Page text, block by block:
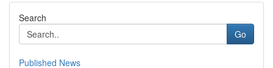
Search
Go
Published News